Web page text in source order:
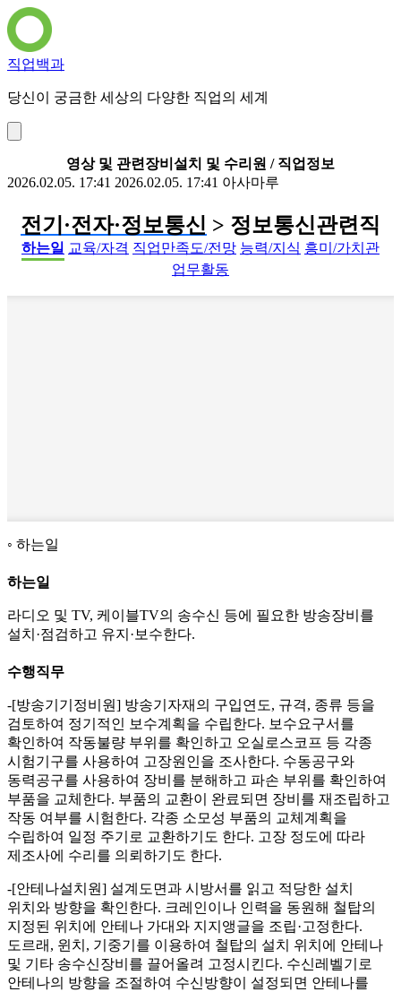
직업백과
당신이 궁금한 세상의 다양한 직업의 세계
영상 및 관련장비설치 및 수리원 / 직업정보
2026.02.05. 17:41 2026.02.05. 17:41 아사마루
전기·전자·정보통신 > 정보통신관련직
하는일 교육/자격 직업만족도/전망 능력/지식 흥미/가치관
업무활동
하는일
하는일
라디오 및 TV, 케이블TV의 송수신 등에 필요한 방송장비를
설치·점검하고 유지·보수한다.
수행직무
-[방송기기정비원] 방송기자재의 구입연도, 규격, 종류 등을
검토하여 정기적인 보수계획을 수립한다. 보수요구서를
확인하여 작동불량 부위를 확인하고 오실로스코프 등 각종
시험기구를 사용하여 고장원인을 조사한다. 수동공구와
동력공구를 사용하여 장비를 분해하고 파손 부위를 확인하여
부품을 교체한다. 부품의 교환이 완료되면 장비를 재조립하고
작동 여부를 시험한다. 각종 소모성 부품의 교체계획을
수립하여 일정 주기로 교환하기도 한다. 고장 정도에 따라
제조사에 수리를 의뢰하기도 한다.
-[안테나설치원] 설계도면과 시방서를 읽고 적당한 설치
위치와 방향을 확인한다. 크레인이나 인력을 동원해 철탑의
지정된 위치에 안테나 가대와 지지앵글을 조립·고정한다.
도르래, 윈치, 기중기를 이용하여 철탑의 설치 위치에 안테나
및 기타 송수신장비를 끌어올려 고정시킨다. 수신레벨기로
안테나의 방향을 조절하여 수신방향이 설정되면 안테나를